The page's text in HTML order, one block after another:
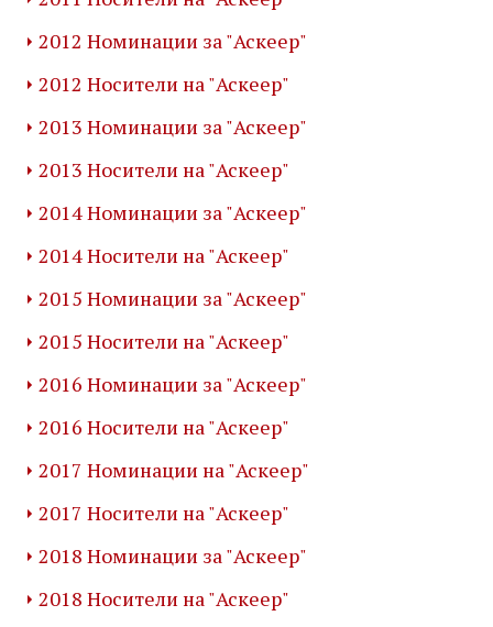
2012 Номинации за "Аскеер"
2012 Носители на "Аскеер"
2013 Номинации за "Аскеер"
2013 Носители на "Аскеер"
2014 Номинации за "Аскеер"
2014 Носители на "Аскеер"
2015 Номинации за "Аскеер"
2015 Носители на "Аскеер"
2016 Номинации за "Аскеер"
2016 Носители на "Аскеер"
2017 Номинации на "Аскеер"
2017 Носители на "Аскеер"
2018 Номинации за "Аскеер"
2018 Носители на "Аскеер"